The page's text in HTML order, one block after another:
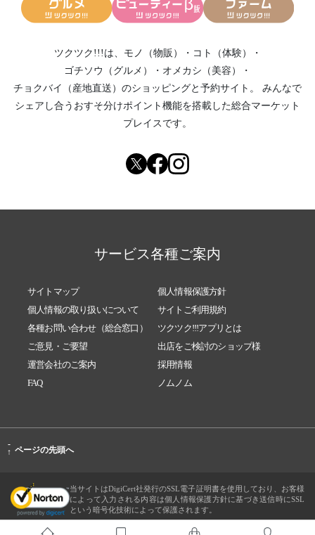
ツクツク!!!は、 モノ（物販） ・ コト（体験）
・
ゴチソウ（グルメ）
・ オメカシ（美容）
・
チョクバイ（産地直送） のショッピングと予約サイト。
みんなで
シェアし合う おすそ分けポイント機能を搭載した総合マーケット
プレイスです。
サービス各種ご案内
サイトマップ
個人情報保護方針
個人情報の取り扱いについて
サイトご利用規約
各種お問い合わせ（総合窓口）
ツクツク!!!アプリとは
ご意見・ご要望
出店をご検討のショップ様
運営会社のご案内
採用情報
FAQ
ノムノム
-
↑ ページの先頭へ
当サイトはDigiCert社発行のSSL電子証明書を使用しており、お客様
によって入力される内容は個人情報保護方針に基づき送信時にSSL
という暗号化技術によって保護されます。